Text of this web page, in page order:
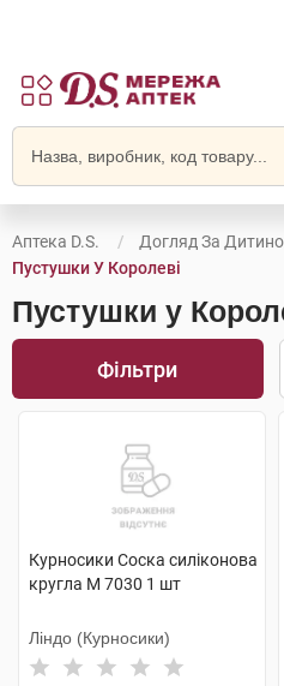
Аптека D.S. Догляд За
Пустушки У Королеві
Пустушки у
Фільтри
Курносики Соска силіконова
кругла M 7030 1 шт
Ліндо (Курносики)